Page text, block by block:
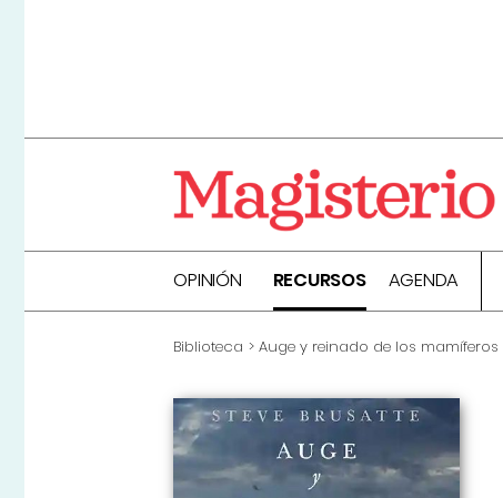
OPINIÓN RECURSOS AGENDA
Biblioteca Auge y reinado de los mamíferos